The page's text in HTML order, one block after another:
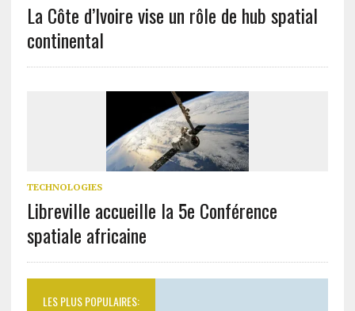
La Côte d’Ivoire vise un rôle de hub spatial
continental
TECHNOLOGIES
Libreville accueille la 5e Conférence
spatiale africaine
LES PLUS POPULAIRES: